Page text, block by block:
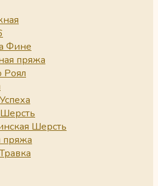
Фине
пряжа
Шерсть
пряжа